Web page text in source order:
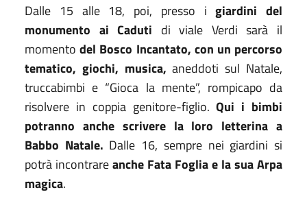
Dalle 15 alle 18, poi, presso igiardini del
monumento ai Caduti di viale Verdi sarà il
momentodel Bosco Incantato, con un percorso
tematico, giochi, musica, aneddoti sul Natale,
truccabimbi e “Gioca la mente”, rompicapo da
risolvere in coppia genitore-figlio.Qui i bimbi
potranno anche scrivere la loro letterina a
Babbo Natale. Dalle 16, sempre nei giardini si
potrà incontrareanche Fata Foglia e la sua Arpa
magica.